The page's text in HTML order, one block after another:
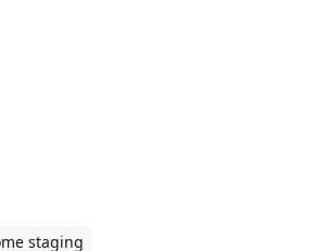
staging